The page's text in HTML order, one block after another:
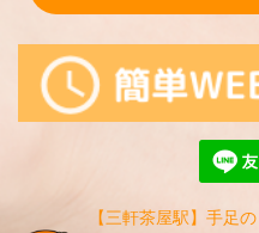
【三軒茶屋駅】手足